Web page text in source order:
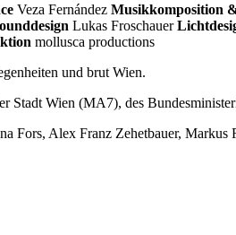
Veza Fernández Musikkomposition
Lukas Froschauer
mollusca productions
und brut Wien.
Stadt Wien (MA7), des
Fors, Alex Franz Zehetbauer,